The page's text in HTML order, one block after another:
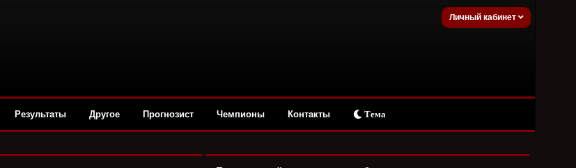
Личный кабинет
Результаты Другое Прогнозист Чемпионы Контакты Тема